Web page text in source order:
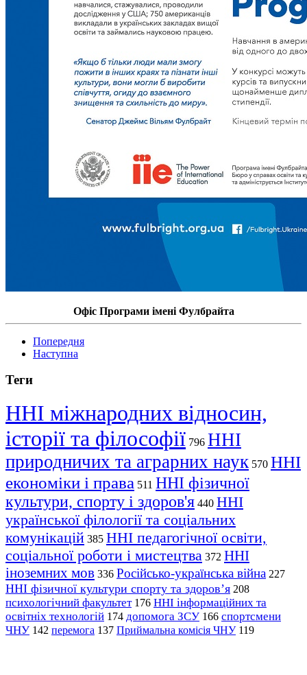
Офіс Програми імені Фулбрайта
Попередня
Наступна
Теги
ННІ міжнародних відносин,
історії та філософії 796 ННІ
природничих та аграрних наук 570 ННІ
економіки і права 511 ННІ фізичної
культури, спорту і здоров'я 440 ННІ
української філології та соціальних
комунікацій 385 ННІ педагогічної освіти,
соціальної роботи і мистецтва 372 ННІ
іноземних мов 336 Російсько-українська війна 227
ННІ фізичної культури спорту та здоров’я 208
психологічний факультет 176 ННІ інформаційних та
освітніх технологій 174 допомога ЗСУ 166 спортсмени
ЧНУ 142 перемога 137 Приймальна комісія ЧНУ 119